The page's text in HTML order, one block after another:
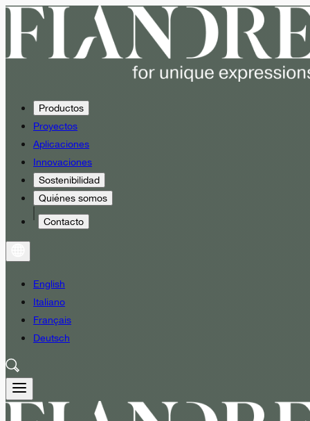
Productos
Proyectos
Aplicaciones
Innovaciones
Sostenibilidad
Quiénes somos
Contacto
English
Italiano
Français
Deutsch